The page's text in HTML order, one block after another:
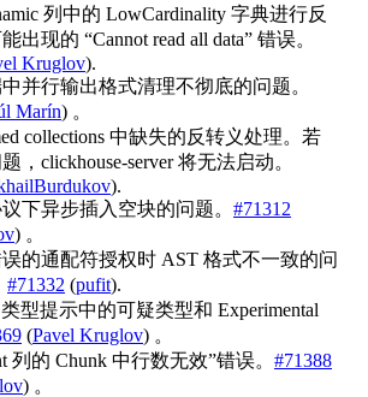
列中的 LowCardinality 字典进行反
出现的 “Cannot read all data” 错误。
Kruglov).
并行输出格式清理不彻底的问题。
Marín) 。
collections 中缺失的反转义处理。若
，clickhouse-server 将无法启动。
).
下异步插入空块的问题。 #71312
) 。
的通配符授权时 AST 格式不一致的问
#71332 (pufit).
型提示中的可疑类型和 Experimental
(Pavel Kruglov) 。
列的 Chunk 中行数无效”错误。 #71388
) 。